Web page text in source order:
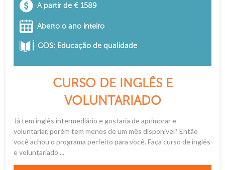
A partir de € 1589
Aberto o ano inteiro
ODS: Educação de qualidade
CURSO DE INGLÊS E
VOLUNTARIADO
Já tem inglês intermediário e gostaria de aprimorar e
voluntariar, porém tem menos de um mês disponível? Então
você achou o programa perfeito para você. Faça curso de inglês
e voluntariado ...